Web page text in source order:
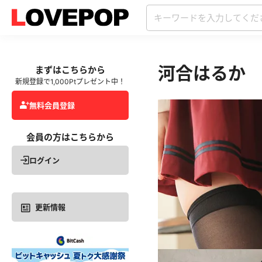
まずはこちらから
新規登録で1,000Ptプレゼント中！
無料会員登録
会員の方はこちらから
ログイン
更新情報
河合はるか